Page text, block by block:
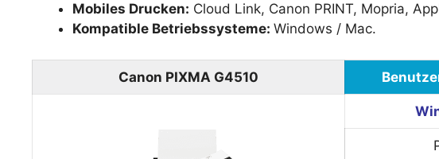
Mobiles Drucken: Cloud Link, Canon PRINT, Mopria,
Kompatible Betriebssysteme: Windows / Mac.
Canon PIXMA G4510